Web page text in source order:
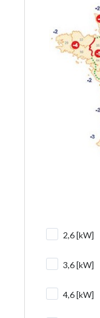
2,6 [kW]
3,6 [kW]
4,6 [kW]